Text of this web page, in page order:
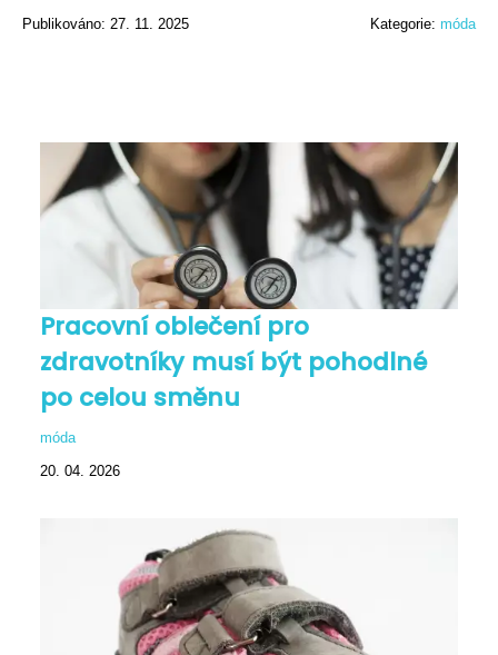
Publikováno: 27. 11. 2025 Kategorie: móda
Pracovní oblečení pro
zdravotníky musí být pohodlné
po celou směnu
móda
20. 04. 2026